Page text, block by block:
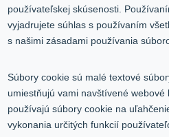
Kontakt
Volgogradská
0917
používateľskej skúsenosti.
vyjadrujete súhlas s používaním
s našimi zásadami používania
Súbory cookie sú malé textové
umiestňujú vami navštívené webové
používajú súbory cookie na
vykonania určitých funkcií